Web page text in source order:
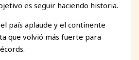
es seguir haciendo historia.
país aplaude y el continente
que volvió más fuerte para